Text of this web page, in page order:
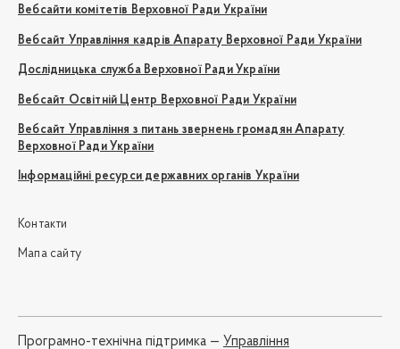
Вебсайти комітетів Верховної Ради України
Вебсайт Управління кадрів Апарату Верховної Ради України
Дослідницька служба Верховної Ради України
Вебсайт Освітній Центр Верховної Ради України
Вебсайт Управління з питань звернень громадян Апарату
Верховної Ради України
Інформаційні ресурси державних органів України
Контакти
Мапа сайту
Програмно-технічна підтримка — Управління